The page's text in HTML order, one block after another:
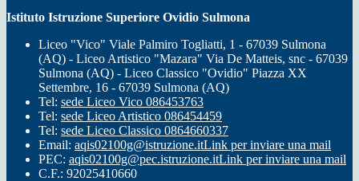
Istituto Istruzione Superiore Ovidio Sulmona
Liceo "Vico" Viale Palmiro Togliatti, 1 - 67039 Sulmona
(AQ) - Liceo Artistico "Mazara" Via De Matteis, snc - 67039
Sulmona (AQ) - Liceo Classico "Ovidio" Piazza XX
Settembre, 16 - 67039 Sulmona (AQ)
Tel: sede Liceo Vico 086453763
Tel: sede Liceo Artistico 086454459
Tel: sede Liceo Classico 0864660337
Email: aqis02100g@istruzione.itLink per inviare una mail
PEC: aqis02100g@pec.istruzione.itLink per inviare una mail
C.F.: 92025410660